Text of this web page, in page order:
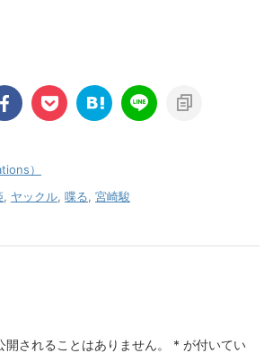
）
ヤックル 喋る 宮崎駿
開されることはありません。 * が付いてい